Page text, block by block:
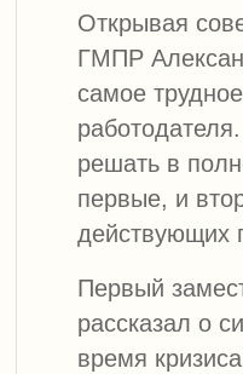
Открывая
ГМПР
самое
решать в
первые, и
действующих
Первый
рассказал о
время